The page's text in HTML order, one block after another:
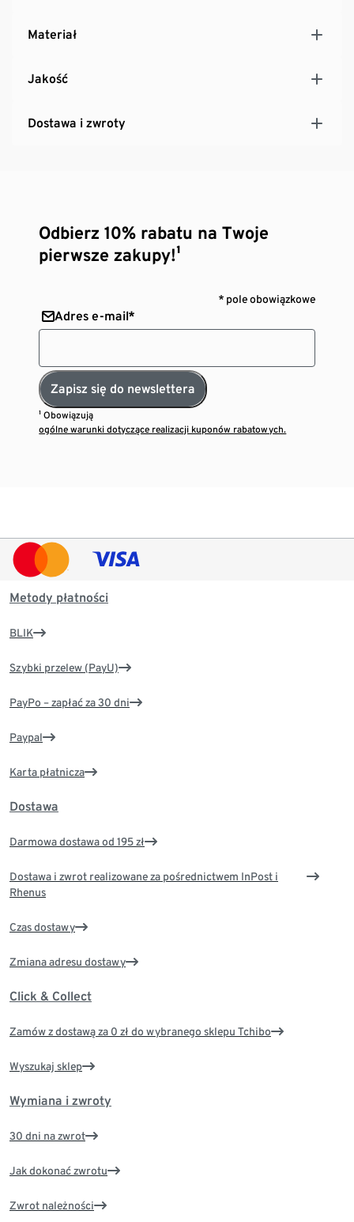
Materiał
Jakość
Dostawa i zwroty
Odbierz 10% rabatu na Twoje
pierwsze zakupy!¹
* pole obowiązkowe
Adres e-mail*
Zapisz się do newslettera
¹ Obowiązują
ogólne warunki dotyczące realizacji kuponów rabatowych.
Metody płatności
BLIK
Szybki przelew (PayU)
PayPo – zapłać za 30 dni
Paypal
Karta płatnicza
Dostawa
Darmowa dostawa od 195 zł
Dostawa i zwrot realizowane za pośrednictwem InPost i
Rhenus
Czas dostawy
Zmiana adresu dostawy
Click & Collect
Zamów z dostawą za 0 zł do wybranego sklepu Tchibo
Wyszukaj sklep
Wymiana i zwroty
30 dni na zwrot
Jak dokonać zwrotu
Zwrot należności